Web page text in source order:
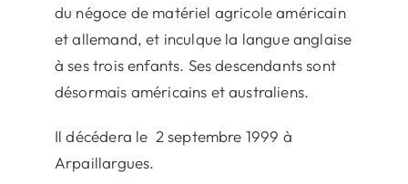
du négoce de matériel agricole américain
et allemand, et inculque la langue anglaise
à ses trois enfants. Ses descendants sont
désormais américains et australiens.
Il décédera le 2 septembre 1999 à
Arpaillargues.